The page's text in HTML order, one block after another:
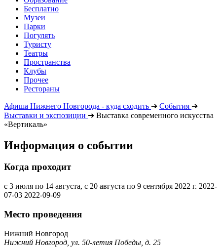
Бесплатно
Музеи
Парки
Погулять
Туристу
Театры
Пространства
Клубы
Прочее
Рестораны
Афиша Нижнего Новгорода - куда сходить ➔ События ➔
Выставки и экспозиции ➔ Выставка современного искусства
«Вертикаль»
Информация о событии
Когда проходит
с 3 июля по 14 августа, с 20 августа по 9 сентября 2022 г. 2022-
07-03 2022-09-09
Место проведения
Нижний Новгород
Нижний Новгород, ул. 50-летия Победы, д. 25